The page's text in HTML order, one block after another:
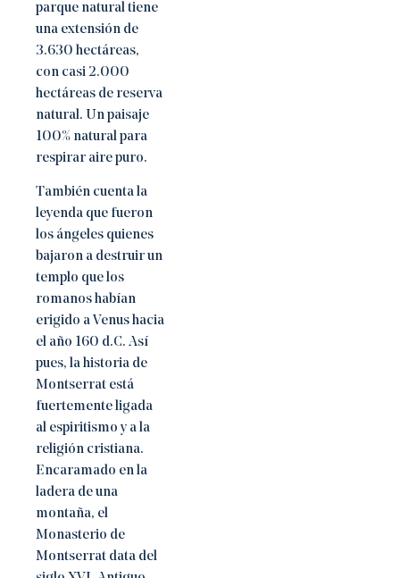
parque natural tiene
una extensión de
3.630 hectáreas,
con casi 2.000
hectáreas de reserva
natural. Un paisaje
100% natural para
respirar aire puro.
También cuenta la
leyenda que fueron
los ángeles quienes
bajaron a destruir un
templo que los
romanos habían
erigido a Venus hacia
el año 160 d.C. Así
pues, la historia de
Montserrat está
fuertemente ligada
al espiritismo y a la
religión cristiana.
Encaramado en la
ladera de una
montaña, el
Monasterio de
Montserrat data del